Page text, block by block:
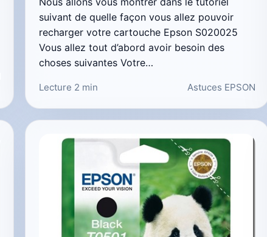
suivant de quelle façon vous allez pouvoir
recharger votre cartouche Epson S020025
Vous allez tout d’abord avoir besoin des
choses suivantes Votre…
Lecture 2 min Astuces EPSON